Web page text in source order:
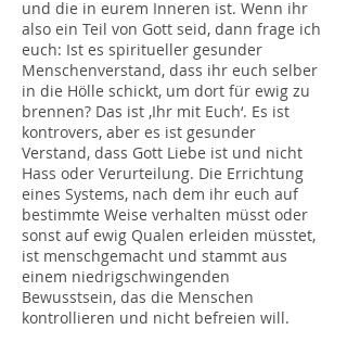
und die in eurem Inneren ist. Wenn ihr
also ein Teil von Gott seid, dann frage ich
euch: Ist es spiritueller gesunder
Menschenverstand, dass ihr euch selber
in die Hölle schickt, um dort für ewig zu
brennen? Das ist ‚Ihr mit Euch‘. Es ist
kontrovers, aber es ist gesunder
Verstand, dass Gott Liebe ist und nicht
Hass oder Verurteilung. Die Errichtung
eines Systems, nach dem ihr euch auf
bestimmte Weise verhalten müsst oder
sonst auf ewig Qualen erleiden müsstet,
ist menschgemacht und stammt aus
einem niedrigschwingenden
Bewusstsein, das die Menschen
kontrollieren und nicht befreien will.